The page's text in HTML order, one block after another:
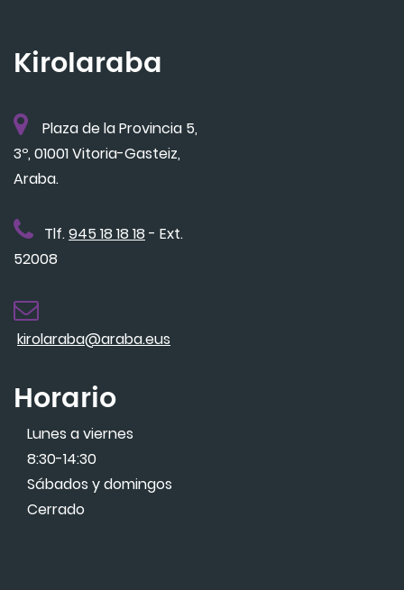
Kirolaraba
Plaza de la Provincia 5,
3º, 01001 Vitoria-Gasteiz,
Araba.
Tlf.945 18 18 18 - Ext.
52008
kirolaraba@araba.eus
Horario
Lunes a viernes
8:30-14:30
Sábados y domingos
Cerrado